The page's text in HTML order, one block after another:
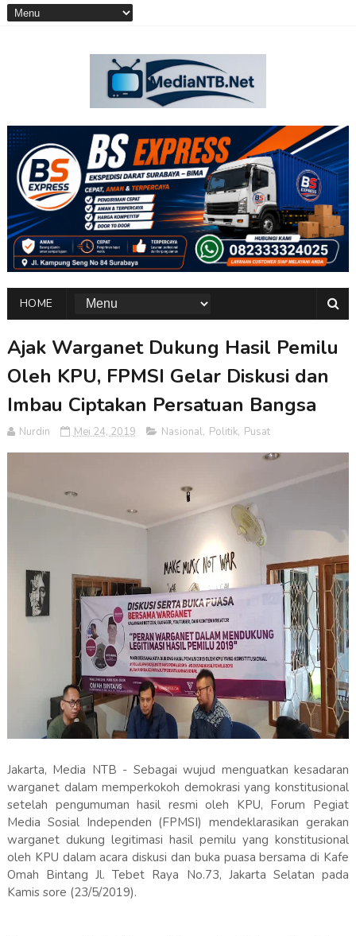
HOME
Ajak Warganet Dukung Hasil Pemilu
Oleh KPU, FPMSI Gelar Diskusi dan
Imbau Ciptakan Persatuan Bangsa
Nurdin Mei 24, 2019 Nasional, Politik, Pusat
Jakarta, Media NTB - Sebagai wujud menguatkan kesadaran
warganet dalam memperkokoh demokrasi yang konstitusional
setelah pengumuman hasil resmi oleh KPU, Forum Pegiat
Media Sosial Independen (FPMSI) mendeklarasikan gerakan
warganet dukung legitimasi hasil pemilu yang konstitusional
oleh KPU dalam acara diskusi dan buka puasa bersama di Kafe
Omah Bintang Jl. Tebet Raya No.73, Jakarta Selatan pada
Kamis sore (23/5/2019).